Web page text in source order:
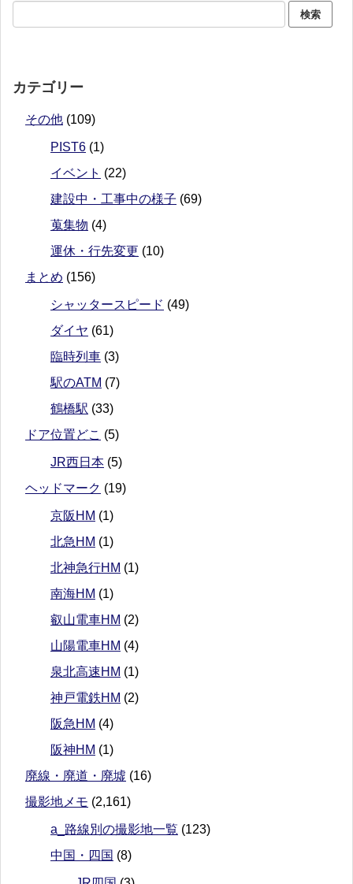
カテゴリー
その他 (109)
PIST6 (1)
イベント (22)
建設中・工事中の様子 (69)
蒐集物 (4)
運休・行先変更 (10)
まとめ (156)
シャッタースピード (49)
ダイヤ (61)
臨時列車 (3)
駅のATM (7)
鶴橋駅 (33)
ドア位置どこ (5)
JR西日本 (5)
ヘッドマーク (19)
京阪HM (1)
北急HM (1)
北神急行HM (1)
南海HM (1)
叡山電車HM (2)
山陽電車HM (4)
泉北高速HM (1)
神戸電鉄HM (2)
阪急HM (4)
阪神HM (1)
廃線・廃道・廃墟 (16)
撮影地メモ (2,161)
a_路線別の撮影地一覧 (123)
中国・四国 (8)